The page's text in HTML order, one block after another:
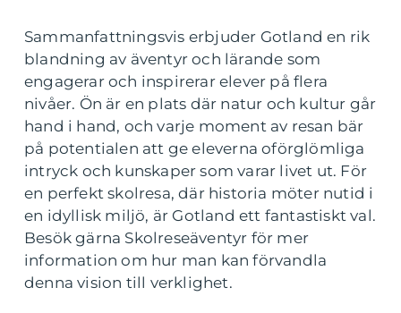
Sammanfattningsvis erbjuder Gotland en rik
blandning av äventyr och lärande som
engagerar och inspirerar elever på flera
nivåer. Ön är en plats där natur och kultur går
hand i hand, och varje moment av resan bär
på potentialen att ge eleverna oförglömliga
intryck och kunskaper som varar livet ut. För
en perfekt skolresa, där historia möter nutid i
en idyllisk miljö, är Gotland ett fantastiskt val.
Besök gärna Skolreseäventyr för mer
information om hur man kan förvandla
denna vision till verklighet.